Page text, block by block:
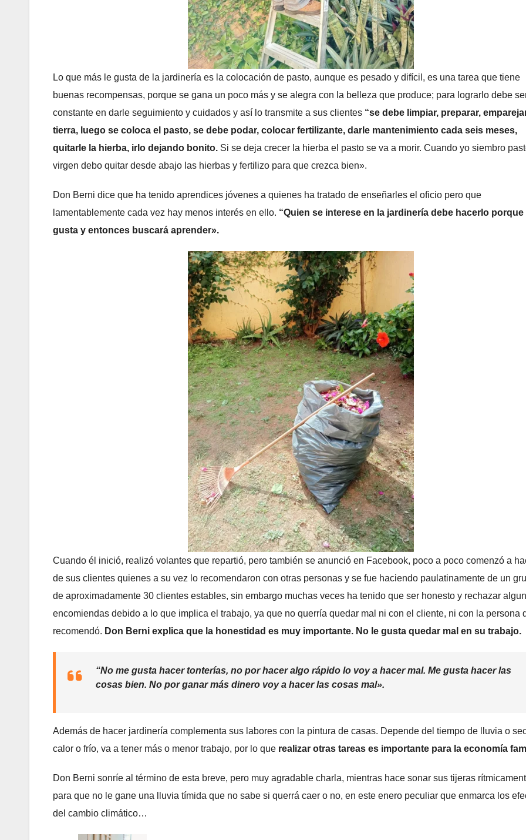
Lo que más le gusta de la jardinería es la colocación de pasto, aunque es pesado y difícil, es una tarea que tiene
buenas recompensas, porque se gana un poco más y se alegra con la belleza que produce; para lograrlo debe
constante en darle seguimiento y cuidados y así lo transmite a sus clientes “se debe limpiar, preparar,
tierra, luego se coloca el pasto, se debe podar, colocar fertilizante, darle mantenimiento cada seis meses,
quitarle la hierba, irlo dejando bonito. Si se deja crecer la hierba el pasto se va a morir. Cuando yo siembro
virgen debo quitar desde abajo las hierbas y fertilizo para que crezca bien».
Don Berni dice que ha tenido aprendices jóvenes a quienes ha tratado de enseñarles el oficio pero que
lamentablemente cada vez hay menos interés en ello. “Quien se interese en la jardinería debe hacerlo porque
gusta y entonces buscará aprender».
Cuando él inició, realizó volantes que repartió, pero también se anunció en Facebook, poco a poco comenzó a
de sus clientes quienes a su vez lo recomendaron con otras personas y se fue haciendo paulatinamente de un
de aproximadamente 30 clientes estables, sin embargo muchas veces ha tenido que ser honesto y rechazar
encomiendas debido a lo que implica el trabajo, ya que no querría quedar mal ni con el cliente, ni con la persona
recomendó. Don Berni explica que la honestidad es muy importante. No le gusta quedar mal en su trabajo.
“No me gusta hacer tonterías, no por hacer algo rápido lo voy a hacer mal. Me gusta hacer las
cosas bien. No por ganar más dinero voy a hacer las cosas mal».
Además de hacer jardinería complementa sus labores con la pintura de casas. Depende del tiempo de lluvia o
calor o frío, va a tener más o menor trabajo, por lo que realizar otras tareas es importante para la economía
Don Berni sonríe al término de esta breve, pero muy agradable charla, mientras hace sonar sus tijeras
para que no le gane una lluvia tímida que no sabe si querrá caer o no, en este enero peculiar que enmarca los
del cambio climático…